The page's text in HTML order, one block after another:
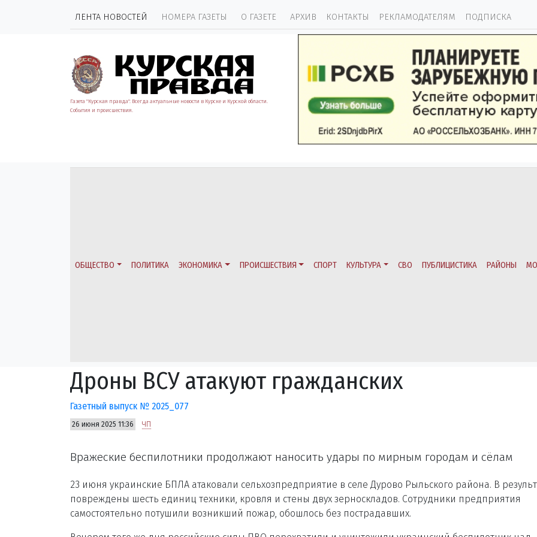
ЛЕНТА НОВОСТЕЙ НОМЕРА ГАЗЕТЫ О ГАЗЕТЕ АРХИВ КОНТАКТЫ РЕКЛАМОДАТЕЛЯМ ПОДПИСКА
Газета "Курская правда". Всегда актуальные новости в Курске и Курской области.
События и происшествия.
ОБЩЕСТВО ПОЛИТИКА ЭКОНОМИКА ПРОИСШЕСТВИЯ СПОРТ КУЛЬТУРА СВО ПУБЛИЦИСТИКА РАЙОНЫ
Дроны ВСУ атакуют гражданских
Газетный выпуск № 2025_077
26 июня 2025 11:36 ЧП
Вражеские беспилотники продолжают наносить удары по мирным городам и сёлам
23 июня украинские БПЛА атаковали сельхозпредприятие в селе Дурово Рыльского района. В
повреждены шесть единиц техники, кровля и стены двух зерноскладов. Сотрудники предприятия
самостоятельно потушили возникший пожар, обошлось без пострадавших.